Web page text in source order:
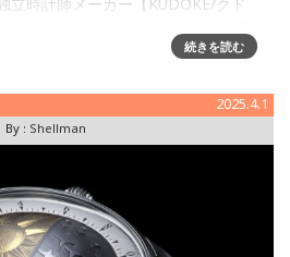
ました。 詳細につきましては下記よ
店
続きを読む
2025.4.1
By : Shellman